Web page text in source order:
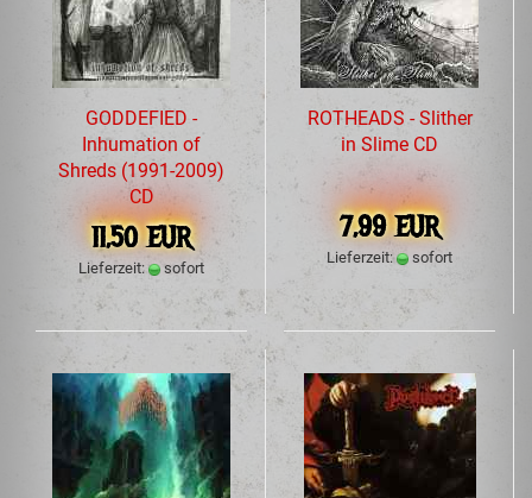
GODDEFIED -
Inhumation of
Shreds (1991-2009)
CD
11,50 EUR
Lieferzeit: sofort
ROTHEADS - Slither
in Slime CD
7,99 EUR
Lieferzeit: sofort